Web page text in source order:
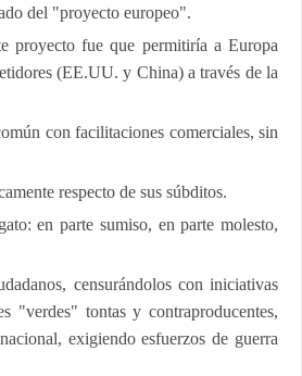
del "proyecto europeo".
proyecto fue que permitiría a Europa
(EE.UU. y China) a través de la
con facilitaciones comerciales, sin
respecto de sus súbditos.
en parte sumiso, en parte molesto,
censurándolos con iniciativas
"verdes" tontas y contraproducentes,
exigiendo esfuerzos de guerra